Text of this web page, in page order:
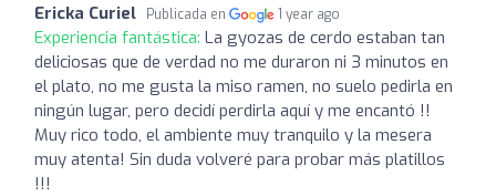
Ericka Curiel Publicada en 1 year ago
Experiencia fantástica: La gyozas de cerdo estaban tan
deliciosas que de verdad no me duraron ni 3 minutos en
el plato, no me gusta la miso ramen, no suelo pedirla en
ningún lugar, pero decidí perdirla aquí y me encantó !!
Muy rico todo, el ambiente muy tranquilo y la mesera
muy atenta! Sin duda volveré para probar más platillos
!!!